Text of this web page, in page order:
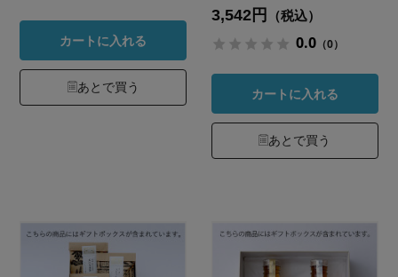
カートに入れる
あとで買う
3,542円 （税込）
0.0 （0）
カートに入れる
あとで買う